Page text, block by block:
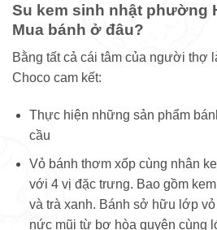
Su kem sinh nhật phường
Mua bánh ở đâu?
Bằng tất cả cái tâm của người thợ
Choco cam kết:
Thực hiện những sản phẩm
cầu
Vỏ bánh thơm xốp cùng nhân
với 4 vị đặc trưng. Bao gồm
và trà xanh. Bánh sở hữu lớp
nức mũi từ bơ hòa quyện cùng